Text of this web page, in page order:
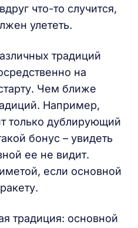
что-то случится,
улететь.
традиций
на
Чем ближе
Например,
только дублирующий
бонус – увидеть
ее не видит.
если основной
традиция: основной